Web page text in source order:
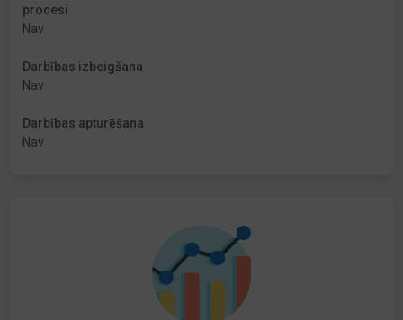
procesi
Nav
Darbības izbeigšana
Nav
Darbības apturēšana
Nav